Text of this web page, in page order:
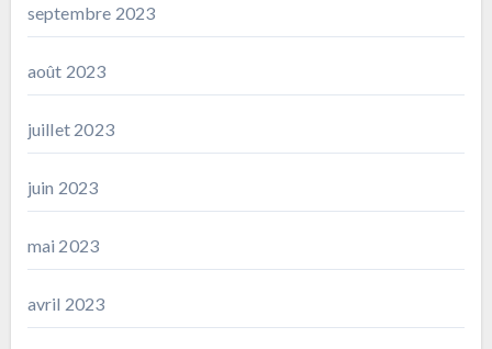
septembre 2023
août 2023
juillet 2023
juin 2023
mai 2023
avril 2023